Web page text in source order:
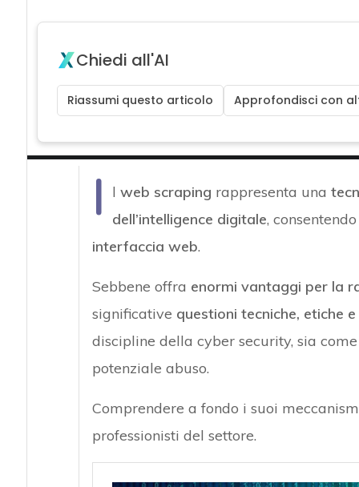
Chiedi all'AI
Riassumi questo articolo Approfondisci con
I l web scraping rappresenta una
dell’intelligence digitale, consentendo
interfaccia web.
Sebbene offra enormi vantaggi per la
significative questioni tecniche, etiche
discipline della cyber security, sia
potenziale abuso.
Comprendere a fondo i suoi
professionisti del settore.